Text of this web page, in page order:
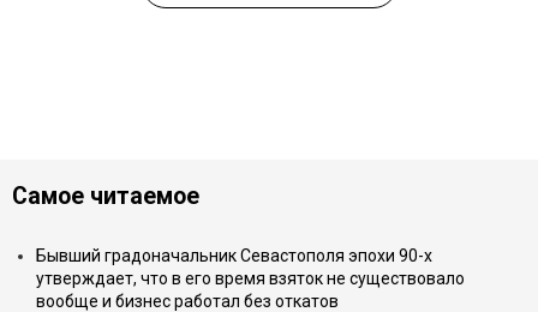
Самое читаемое
Бывший градоначальник Севастополя эпохи 90-х
утверждает, что в его время взяток не существовало
вообще и бизнес работал без откатов